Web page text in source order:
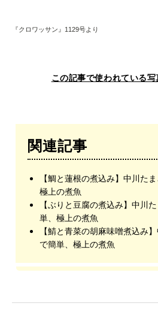
『クロワッサン』1129号より
この記事で使われている
関連記事
【鯛と蓮根の煮込み】中川た
極上の煮魚
【ぶりと豆腐の煮込み】中川
単、極上の煮魚
【鯖と青菜の胡麻味噌煮込み
で簡単、極上の煮魚